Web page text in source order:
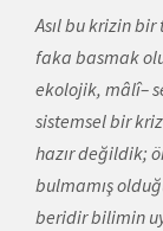
Asıl bu krizin
faka basmak
ekolojik, mâlî–
sistemsel bir
hazır değildik;
bulmamış
beridir bilimin